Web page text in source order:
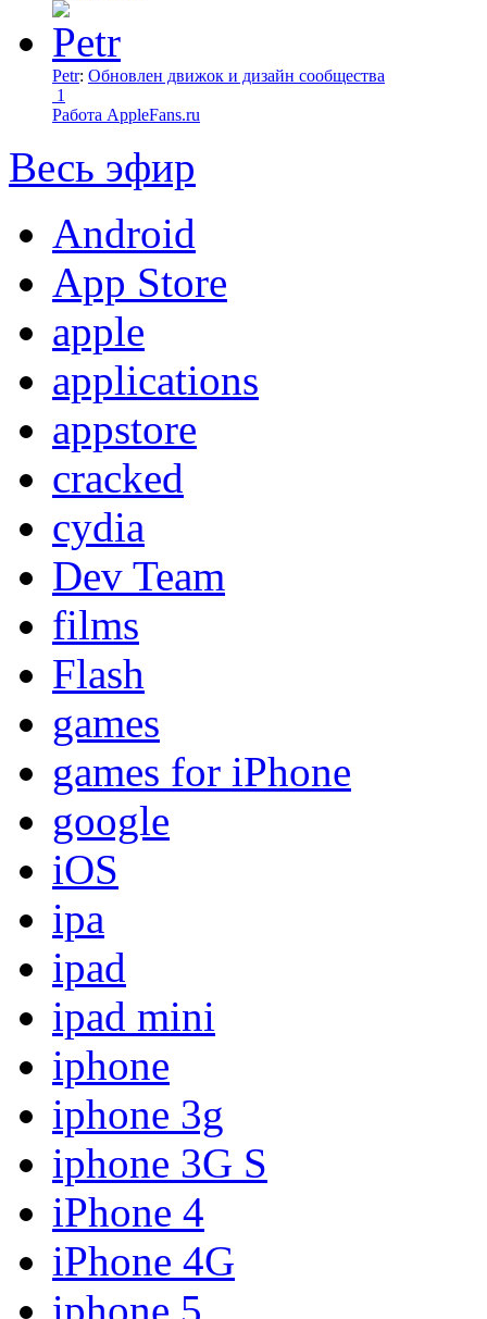
Petr: Обновлен движок и дизайн сообщества
1
Работа AppleFans.ru
Весь эфир
Android
App Store
apple
applications
appstore
cracked
cydia
Dev Team
films
Flash
games
games for iPhone
google
iOS
ipa
ipad
ipad mini
iphone
iphone 3g
iphone 3G S
iPhone 4
iPhone 4G
iphone 5